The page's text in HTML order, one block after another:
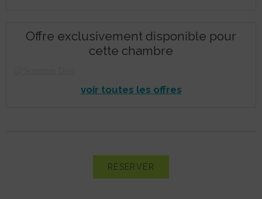
Offre exclusivement disponible pour
cette chambre
Summer Deal
voir toutes les offres
RÉSERVER